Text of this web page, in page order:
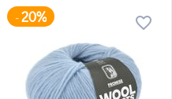
-20%